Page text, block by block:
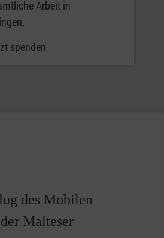
Arbeit in
spenden
des Mobilen
Malteser